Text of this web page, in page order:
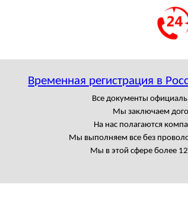
Временная регистрация в
Все документы
Мы заключаем
На нас полагаются
Мы выполняем все без
Мы в этой сфере более